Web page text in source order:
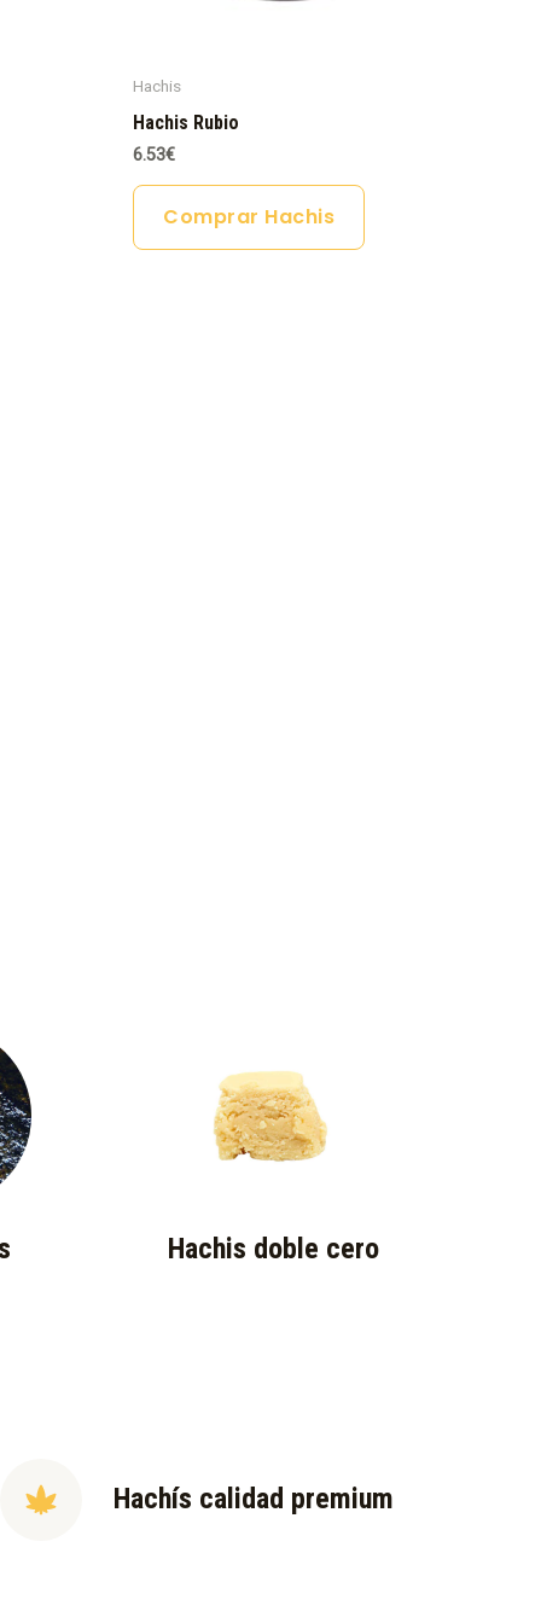
Hachis
Hachis Rubio
6.53€
Comprar Hachis
Hachis doble cero
Hachís calidad premium